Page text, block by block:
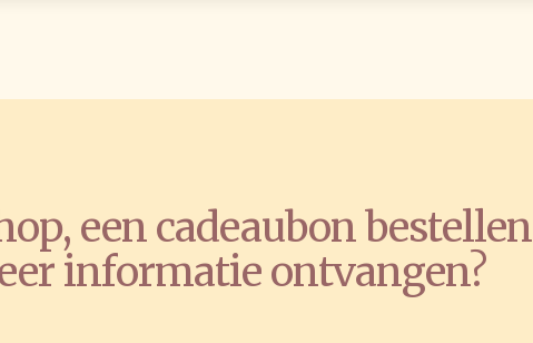
een cadeaubon bestellen
informatie ontvangen?